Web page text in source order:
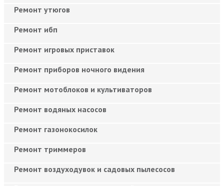
Ремонт утюгов
Ремонт ибп
Ремонт игровых приставок
Ремонт приборов ночного видения
Ремонт мотоблоков и культиваторов
Ремонт водяных насосов
Ремонт газонокосилок
Ремонт триммеров
Ремонт воздуходувок и садовых пылесосов